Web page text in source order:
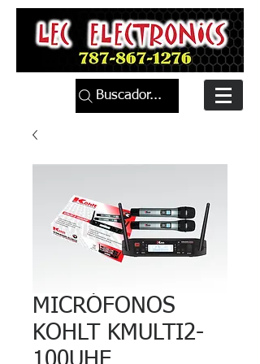
Buscador...
MICRÓFONOS
KOHLT KMULTI2-